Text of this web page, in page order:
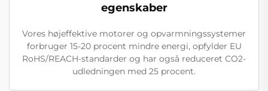
egenskaber
Vores højeffektive motorer og opvarmningssystemer
forbruger 15-20 procent mindre energi, opfylder EU
RoHS/REACH-standarder og har også reduceret CO2-
udledningen med 25 procent.